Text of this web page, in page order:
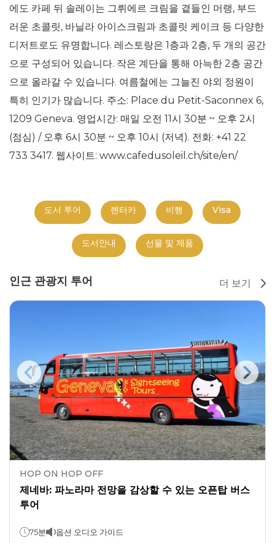
에도 카페 뒤 솔레이는 그뤼에르 크림을 곁들인 머랭, 부드
러운 초콜릿, 바닐라 아이스크림과 초콜릿 케이크 등 다양한
디저트로도 유명합니다. 레스토랑은 1층과 2층, 두 개의 공간
으로 구성되어 있습니다. 작은 계단을 통해 아늑한 2층 공간
으로 올라갈 수 있습니다. 여름철에는 그늘진 야외 정원이
특히 인기가 많습니다. 주소: Place du Petit-Saconnex 6,
1209 Geneva. 영업시간: 매일 오전 11시 30분 ~ 오후 2시
(점심) / 오후 6시 30분 ~ 오후 10시 (저녁). 전화: +41 22
733 3417. 웹사이트: www.cafedusoleil.ch/site/en/
도서 투어 렌터카 비행 Visa
도서안내 선물 및 제품
인근 관광지 투어 더 보기
HOP ON HOP OFF
제네바: 파노라마 전망을 감상할 수 있는 오픈탑 버스
투어
75분 옵션 오디오 가이드